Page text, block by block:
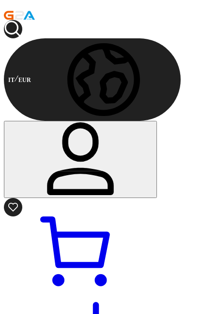
IT EUR